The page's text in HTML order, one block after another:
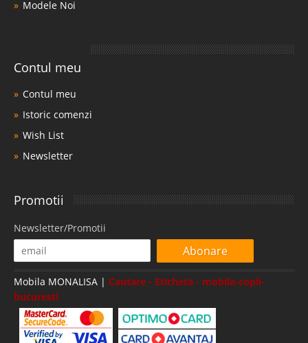
Modele Noi
Contul meu
Contul meu
Istoric comenzi
Wish List
Newsletter
Promotii
Newsletter/Promotii
Abonare
Mobila MONALISA | Cautare - Eticheta - mobila-copii-
bucuresti